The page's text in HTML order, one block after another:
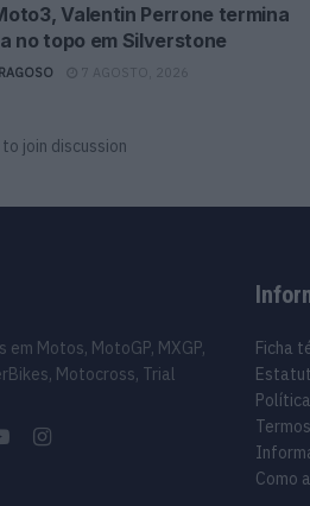
Valentin Perrone termina
no topo em Silverstone
7 AGOSTO, 2026
to join discussion
em Motos, MotoGP, MXGP,
Motocross, Trial
Ficha
Como